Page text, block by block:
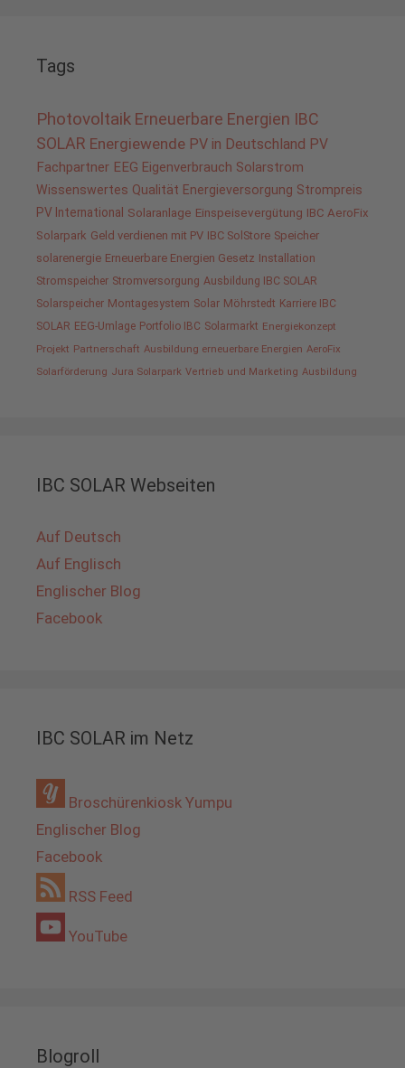
Tags
Photovoltaik Erneuerbare Energien IBC
SOLAR Energiewende PV in Deutschland PV
Fachpartner EEG Eigenverbrauch Solarstrom
Wissenswertes Qualität Energieversorgung Strompreis
PV International Solaranlage Einspeisevergütung IBC AeroFix
Solarpark Geld verdienen mit PV IBC SolStore Speicher
solarenergie Erneuerbare Energien Gesetz Installation
Stromspeicher Stromversorgung Ausbildung IBC SOLAR
Solarspeicher Montagesystem Solar Möhrstedt Karriere IBC
SOLAR EEG-Umlage Portfolio IBC Solarmarkt Energiekonzept
Projekt Partnerschaft Ausbildung erneuerbare Energien AeroFix
Solarförderung Jura Solarpark Vertrieb und Marketing Ausbildung
IBC SOLAR Webseiten
Auf Deutsch
Auf Englisch
Englischer Blog
Facebook
IBC SOLAR im Netz
Broschürenkiosk Yumpu
Englischer Blog
Facebook
RSS Feed
YouTube
Blogroll